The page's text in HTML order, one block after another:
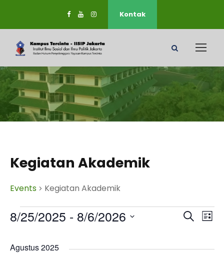
Kontak
Kegiatan Akademik
Events Kegiatan Akademik
E
v
E
v
S
E
L
s
8/25/2025 - 8/6/2026
e
Agustus 2025